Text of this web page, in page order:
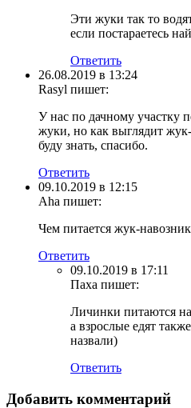
Эти жуки так то
если постараетесь
Ответить
26.08.2019 в 13:24
Rasyl пишет:
У нас по дачному участку
жуки, но как выглядит
буду знать, спасибо.
Ответить
09.10.2019 в 12:15
Aha пишет:
Чем питается жук-
Ответить
09.10.2019 в 17:11
Паха пишет:
Личинки питаются
а взрослые едят
назвали)
Ответить
Добавить комментарий